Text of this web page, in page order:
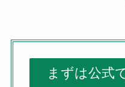
まずは公式